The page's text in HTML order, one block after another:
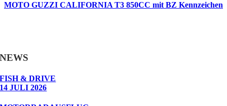
MOTO GUZZI CALIFORNIA T3 850CC mit BZ Kennzeichen
NEWS
FISH & DRIVE
14 JULI 2026